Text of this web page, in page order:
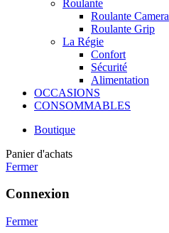
Roulante
Roulante Camera
Roulante Grip
La Régie
Confort
Sécurité
Alimentation
OCCASIONS
CONSOMMABLES
Boutique
Panier d'achats
Fermer
Connexion
Fermer